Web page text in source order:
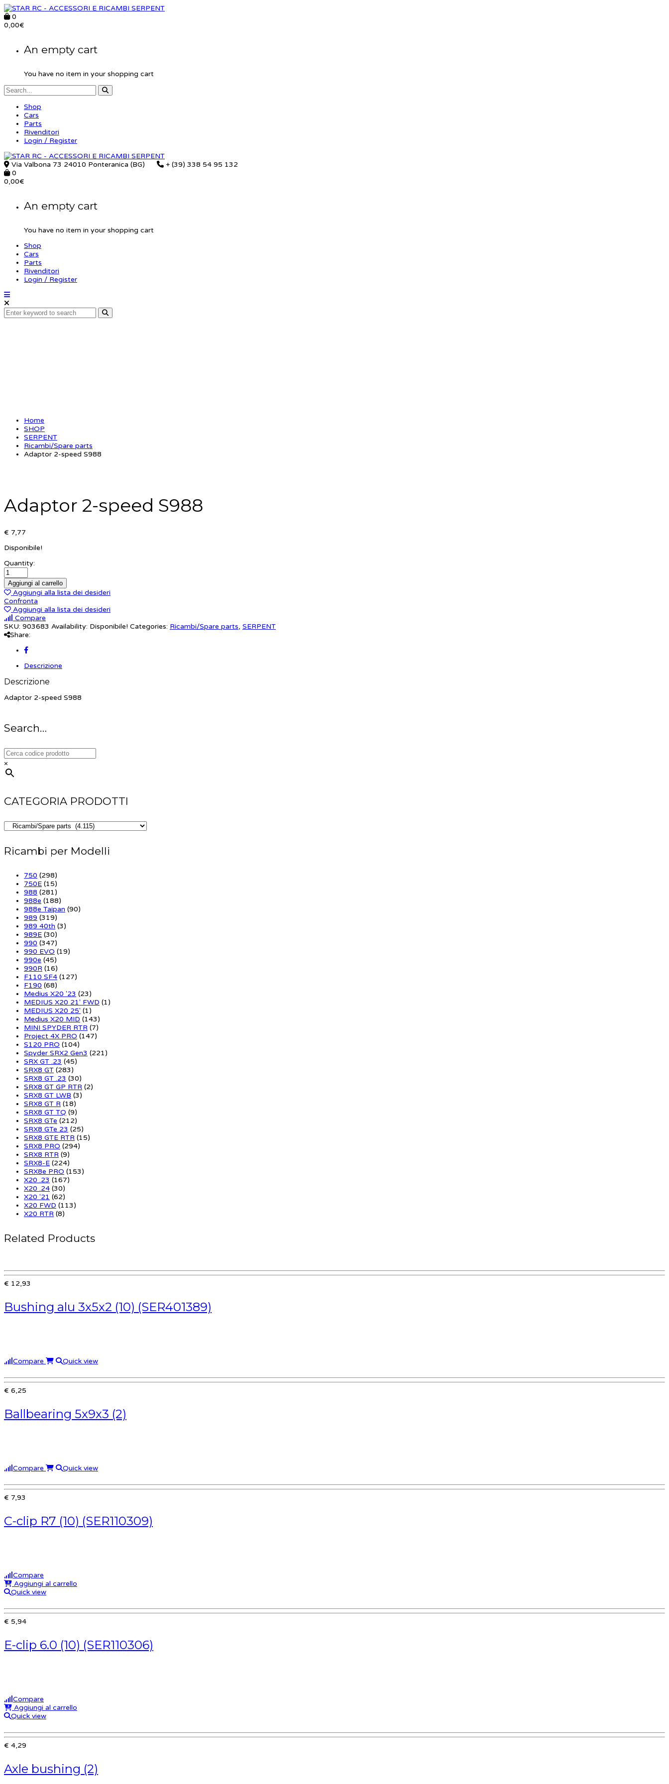
0
0,00€
An empty cart
You have no item in your shopping cart
Shop
Cars
Parts
Rivenditori
Login / Register
Via Valbona 73 24010 Ponteranica (BG)
+ (39) 338 54 95 132
0
0,00€
An empty cart
You have no item in your shopping cart
Shop
Cars
Parts
Rivenditori
Login / Register
Home
SHOP
SERPENT
Ricambi/Spare parts
Adaptor 2-speed S988
Adaptor 2-speed S988
€ 7,77
Disponibile!
Quantity:
Aggiungi al carrello
Aggiungi alla lista dei desideri
Confronta
Aggiungi alla lista dei desideri
Compare
SKU: 903683 Availability: Disponibile! Categories: Ricambi/Spare parts, SERPENT
Share:
Descrizione
Descrizione
Adaptor 2-speed S988
Search…
×
CATEGORIA PRODOTTI
Ricambi per Modelli
750 (298)
750E (15)
988 (281)
988e (188)
988e Taipan (90)
989 (319)
989 40th (3)
989E (30)
990 (347)
990 EVO (19)
990e (45)
990R (16)
F110 SF4 (127)
F190 (68)
Medius X20 '23 (23)
MEDIUS X20 21' FWD (1)
MEDIUS X20 25' (1)
Medius X20 MID (143)
MINI SPYDER RTR (7)
Project 4X PRO (147)
S120 PRO (104)
Spyder SRX2 Gen3 (221)
SRX GT .23 (45)
SRX8 GT (283)
SRX8 GT .23 (30)
SRX8 GT GP RTR (2)
SRX8 GT LWB (3)
SRX8 GT R (18)
SRX8 GT TQ (9)
SRX8 GTe (212)
SRX8 GTe 23 (25)
SRX8 GTE RTR (15)
SRX8 PRO (294)
SRX8 RTR (9)
SRX8-E (224)
SRX8e PRO (153)
X20 .23 (167)
X20 .24 (30)
X20 '21 (62)
X20 FWD (113)
X20 RTR (8)
Related Products
€ 12,93
Bushing alu 3x5x2 (10) (SER401389)
Compare Quick view
€ 6,25
Ballbearing 5x9x3 (2)
Compare Quick view
€ 7,93
C-clip R7 (10) (SER110309)
Compare
Aggiungi al carrello
Quick view
€ 5,94
E-clip 6.0 (10) (SER110306)
Compare
Aggiungi al carrello
Quick view
€ 4,29
Axle bushing (2)